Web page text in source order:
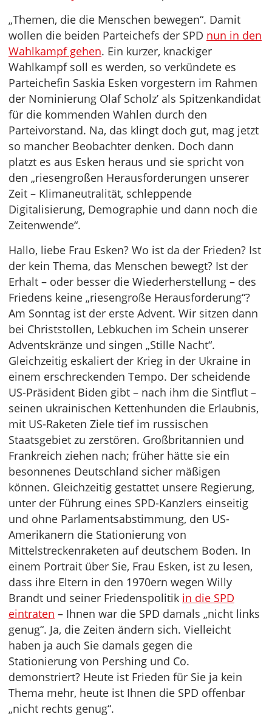
„Themen, die die Menschen bewegen“. Damit
wollen die beiden Parteichefs der SPD nun in den
Wahlkampf gehen. Ein kurzer, knackiger
Wahlkampf soll es werden, so verkündete es
Parteichefin Saskia Esken vorgestern im Rahmen
der Nominierung Olaf Scholz’ als Spitzenkandidat
für die kommenden Wahlen durch den
Parteivorstand. Na, das klingt doch gut, mag jetzt
so mancher Beobachter denken. Doch dann
platzt es aus Esken heraus und sie spricht von
den „riesengroßen Herausforderungen unserer
Zeit – Klimaneutralität, schleppende
Digitalisierung, Demographie und dann noch die
Zeitenwende“.
Hallo, liebe Frau Esken? Wo ist da der Frieden? Ist
der kein Thema, das Menschen bewegt? Ist der
Erhalt – oder besser die Wiederherstellung – des
Friedens keine „riesengroße Herausforderung“?
Am Sonntag ist der erste Advent. Wir sitzen dann
bei Christstollen, Lebkuchen im Schein unserer
Adventskränze und singen „Stille Nacht“.
Gleichzeitig eskaliert der Krieg in der Ukraine in
einem erschreckenden Tempo. Der scheidende
US-Präsident Biden gibt – nach ihm die Sintflut –
seinen ukrainischen Kettenhunden die Erlaubnis,
mit US-Raketen Ziele tief im russischen
Staatsgebiet zu zerstören. Großbritannien und
Frankreich ziehen nach; früher hätte sie ein
besonnenes Deutschland sicher mäßigen
können. Gleichzeitig gestattet unsere Regierung,
unter der Führung eines SPD-Kanzlers einseitig
und ohne Parlamentsabstimmung, den US-
Amerikanern die Stationierung von
Mittelstreckenraketen auf deutschem Boden. In
einem Portrait über Sie, Frau Esken, ist zu lesen,
dass ihre Eltern in den 1970ern wegen Willy
Brandt und seiner Friedenspolitik in die SPD
eintraten – Ihnen war die SPD damals „nicht links
genug“. Ja, die Zeiten ändern sich. Vielleicht
haben ja auch Sie damals gegen die
Stationierung von Pershing und Co.
demonstriert? Heute ist Frieden für Sie ja kein
Thema mehr, heute ist Ihnen die SPD offenbar
„nicht rechts genug“.